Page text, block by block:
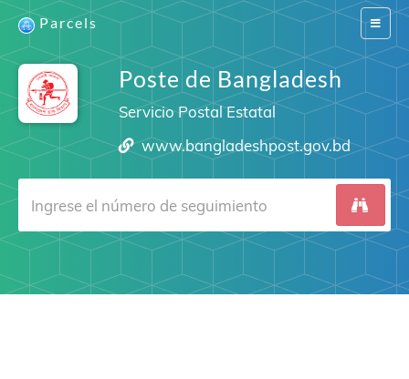
Switch
Parcels
Poste de Bangladesh
Servicio Postal Estatal
www.bangladeshpost.gov.bd